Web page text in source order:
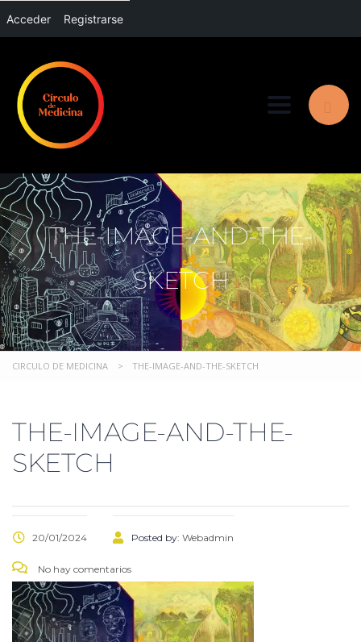
Acceder Registrarse
Toggle
THE-IMAGE-AND-THE-
SKETCH
CIRCULO DE MEDICINA > THE-IMAGE-AND-THE-SKETCH
THE-IMAGE-AND-THE-
SKETCH
20/01/2024 Posted by: Webadmin
No hay comentarios